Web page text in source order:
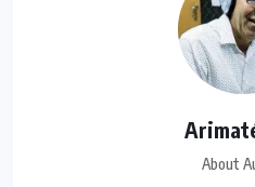
About